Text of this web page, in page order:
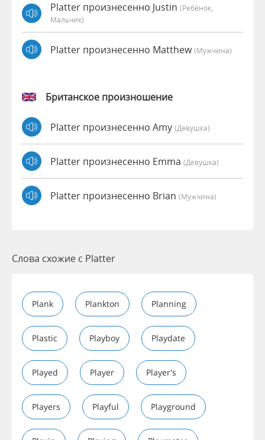
Platter произнесенно Justin (Ребёнок,
Мальчик)
Platter произнесенно Matthew(мужчина)
Британское произношение
Platter произнесенно Amy (девушка)
Platter произнесенно Emma (девушка)
Platter произнесенно Brian (мужчина)
Слова схожие с Platter
Plank Plankton Planning
Plastic Playboy Playdate
Played Player Player's
Players Playful Playground